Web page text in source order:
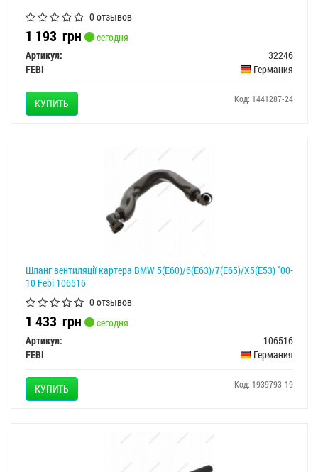
0 отзывов
1 193 грн
сегодня
Артикул:
32246
FEBI
Германия
КУПИТЬ Код: 1441287-24
Шланг вентиляції картера BMW 5(E60)/6(E63)/7(E65)/X5(E53) "00-
10 Febi 106516
0 отзывов
1 433 грн
сегодня
Артикул:
106516
FEBI
Германия
КУПИТЬ Код: 1939793-19